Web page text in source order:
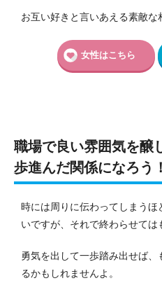
お互い好きと言いあえる素敵な
女性はこちら
職場で良い雰囲気を醸
歩進んだ関係になろう！
時には周りに伝わってしまう
いですが、それで終わらせては
勇気を出して一歩踏み出せば
るかもしれませんよ。